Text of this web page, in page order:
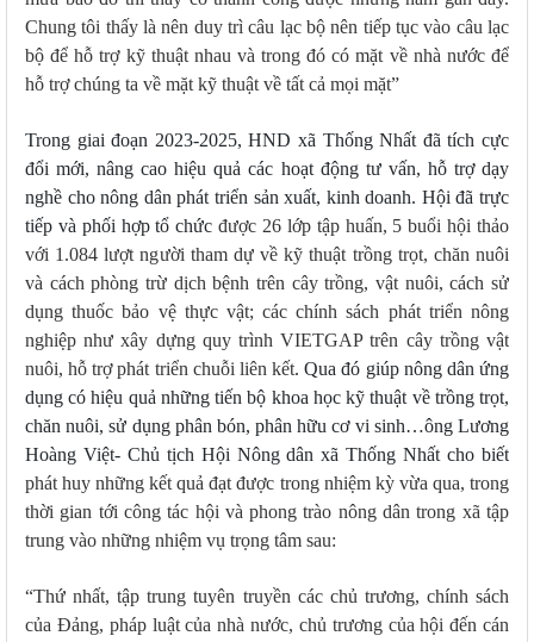
Chung tôi thấy là nên duy trì câu lạc bộ nên tiếp tục vào câu lạc
bộ để hỗ trợ kỹ thuật nhau và trong đó có mặt về nhà nước để
hỗ trợ chúng ta về mặt kỹ thuật về tất cả mọi mặt”
Trong giaiđoạn 2023-2025, HND xã Thống Nhất đã tích cực
đổi mới, nâng cao hiệu quả các hoạt động tư vấn, hỗ trợ dạy
nghề cho nông dân phát triển sản xuất, kinh doanh. Hội đã trực
tiếp và phối hợp tổ chứcđược 26 lớp tập huấn, 5 buổi hội thảo
với 1.084 lượt người tham dự về kỹ thuật trồng trọt, chăn nuôi
và cách phòng trừ dịch bệnh trên cây trồng, vật nuôi, cách sử
dụng thuốc bảo vệ thực vật; các chính sách phát triển nông
nghiệp nhưxây dựng quy trình VIETGAP trên cây trồng vật
nuôi, hỗ trợ phát triển chuỗi liên kết. Qua đó giúp nông dân ứng
dụng có hiệu quả những tiến bộ khoa học kỹ thuật về trồng trọt,
chăn nuôi, sử dụng phân bón, phân hữu cơ vi sinh…ông Lương
Hoàng Việt- Chủ tịch Hội Nông dân xã Thống Nhất cho biết
phát huy những kết quả đạt được trong nhiệm kỳ vừa qua, trong
thời gian tới công tác hội và phong trào nông dân trong xã tập
trung vào những nhiệm vụ trọng tâm sau:
“Thứ nhất, tập trung tuyên truyền các chủ trương, chính sách
của Đảng, pháp luật của nhà nước, chủ trương của hội đến cán